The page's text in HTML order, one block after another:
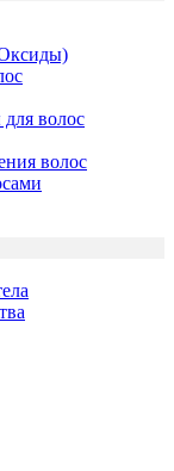
волос
волос